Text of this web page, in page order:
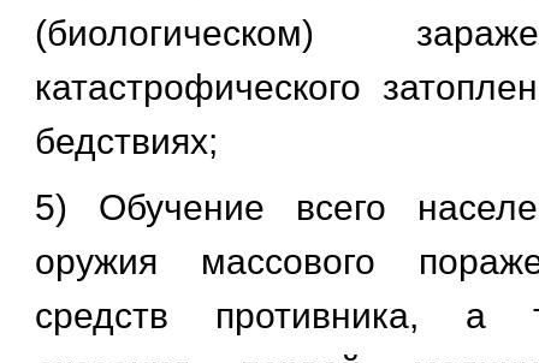
(биологическом)
катастрофического
бедствиях;
5) Обучение всего
оружия массового
средств противника, а